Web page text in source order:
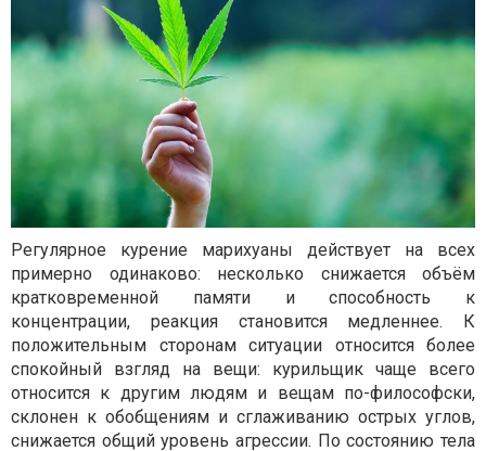
Регулярное курение марихуаны действует на всех
примерно одинаково: несколько снижается объём
кратковременной памяти и способность к
концентрации, реакция становится медленнее. К
положительным сторонам ситуации относится более
спокойный взгляд на вещи: курильщик чаще всего
относится к другим людям и вещам по-философски,
склонен к обобщениям и сглаживанию острых углов,
снижается общий уровень агрессии. По состоянию тела